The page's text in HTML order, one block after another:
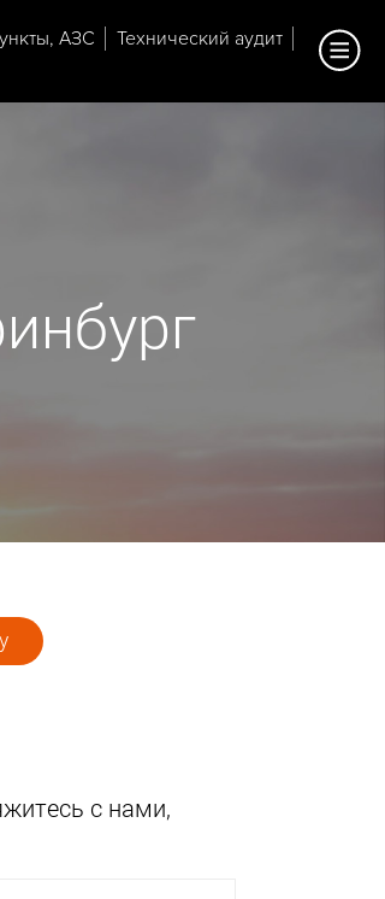
АЗС
Технический аудит
с нами,